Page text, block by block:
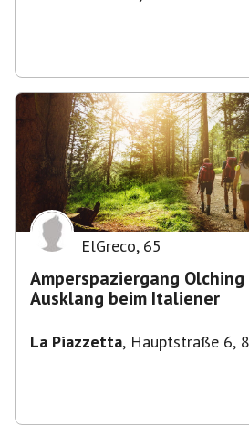
ElGreco, 65
Amperspaziergang Olching
Ausklang beim Italiener
La Piazzetta, Hauptstraße 6,